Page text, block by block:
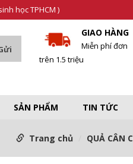
học TPHCM )
GIAO HÀNG
Miễn phí đơn
trên 1.5 triệu
SẢN PHẨM TIN TỨC
Trang chủ QUẢ CÂN